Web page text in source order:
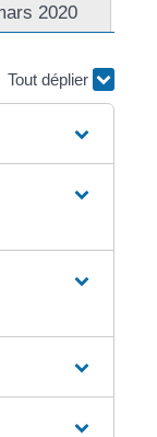
2020
Tout déplier